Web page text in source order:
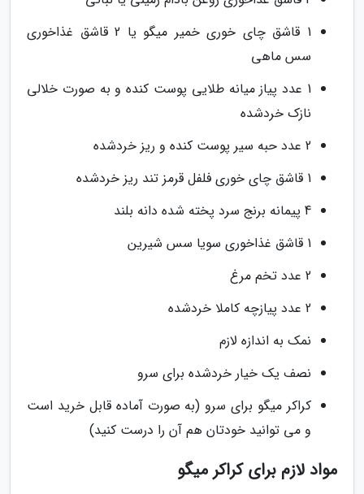
1 قاشق چای خوری خمیر میگو یا 2 قاشق غذاخوری
سس ماهی
1 عدد پیاز میانه طلایی پوست کنده و به صورت خلالی
نازک خردشده
2 عدد حبه سیر پوست کنده و ریز خردشده
1 قاشق چای خوری فلفل قرمز تند ریز خردشده
4 پیمانه برنج سرد پخته شده دانه بلند
1 قاشق غذاخوری سویا سس شیرین
2 عدد تخم مرغ
2 عدد پیازچه کاملا خردشده
نمک به اندازه لازم
نصف یک خیار خردشده برای سرو
کراکر میگو برای سرو (به صورت آماده قابل خرید است
و می توانید خودتان هم آن را درست کنید)
مواد لازم برای کراکر میگو